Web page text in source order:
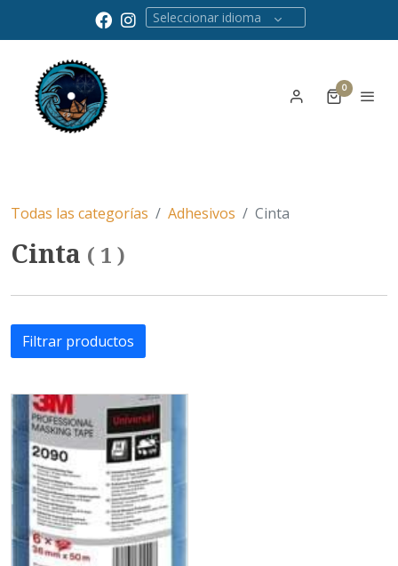
Seleccionar idioma
0
Todas las categorías Adhesivos Cinta
Cinta ( 1 )
Filtrar productos